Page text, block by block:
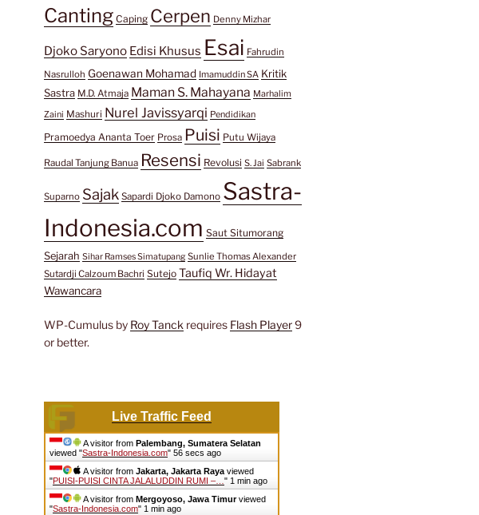
Canting Caping Cerpen Denny Mizhar
Djoko Saryono Edisi Khusus Esai Fahrudin
Nasrulloh Goenawan Mohamad Imamuddin SA Kritik
Sastra M.D. Atmaja Maman S. Mahayana Marhalim
Zaini Mashuri Nurel Javissyarqi Pendidikan
Pramoedya Ananta Toer Prosa Puisi Putu Wijaya
Raudal Tanjung Banua Resensi Revolusi S. Jai Sabrank
Suparno Sajak Sapardi Djoko Damono Sastra-
Indonesia.com Saut Situmorang
Sejarah Sihar Ramses Simatupang Sunlie Thomas Alexander
Sutardji Calzoum Bachri Sutejo Taufiq Wr. Hidayat
Wawancara
WP-Cumulus by Roy Tanck requires Flash Player9
or better.
Live Traffic Feed
A visitor from Palembang, Sumatera Selatan
viewed "Sastra-Indonesia.com" 57 secs ago
A visitor from Jakarta, Jakarta Rayaviewed
"PUISI-PUISI CINTA JALALUDDIN RUMI –… " 1 min ago
A visitor from Mergoyoso, Jawa Timurviewed
"Sastra-Indonesia.com" 1 min ago